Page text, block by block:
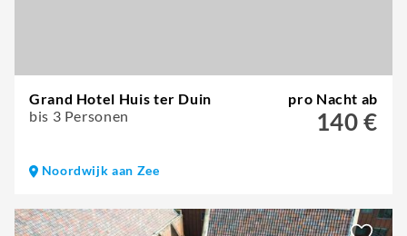
Grand Hotel Huis ter Duin
bis 3 Personen
pro Nacht ab
140 €
Noordwijk aan Zee